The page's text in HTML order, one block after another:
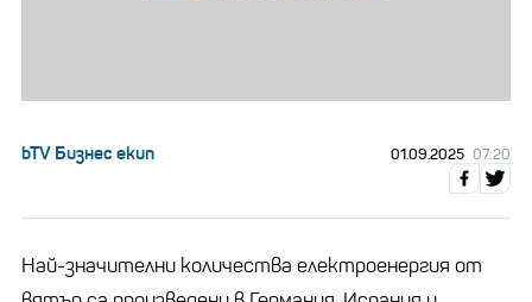
bTV Бизнес екип 01.09.2025 07:20
Най-значителни количества електроенергия от